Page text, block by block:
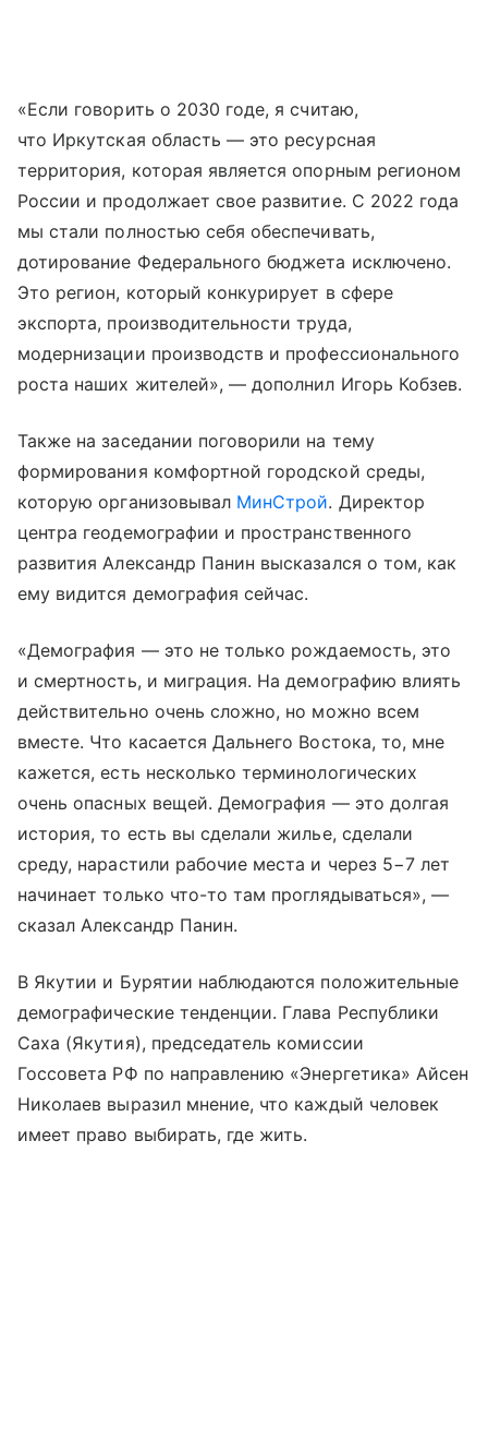
«Если говорить о 2030 годе, я считаю,
что Иркутская область — это ресурсная
территория, которая является опорным регионом
России и продолжает свое развитие. С 2022 года
мы стали полностью себя обеспечивать,
дотирование Федерального бюджета исключено.
Это регион, который конкурирует в сфере
экспорта, производительности труда,
модернизации производств и профессионального
роста наших жителей», — дополнил Игорь Кобзев.
Также на заседании поговорили на тему
формирования комфортной городской среды,
которую организовывал МинСтрой. Директор
центра геодемографии и пространственного
развития Александр Панин высказался о том, как
ему видится демография сейчас.
«Демография — это не только рождаемость, это
и смертность, и миграция. На демографию влиять
действительно очень сложно, но можно всем
вместе. Что касается Дальнего Востока, то, мне
кажется, есть несколько терминологических
очень опасных вещей. Демография — это долгая
история, то есть вы сделали жилье, сделали
среду, нарастили рабочие места и через 5−7 лет
начинает только что-то там проглядываться», —
сказал Александр Панин.
В Якутии и Бурятии наблюдаются положительные
демографические тенденции. Глава Республики
Саха (Якутия), председатель комиссии
Госсовета РФ по направлению «Энергетика» Айсен
Николаев выразил мнение, что каждый человек
имеет право выбирать, где жить.